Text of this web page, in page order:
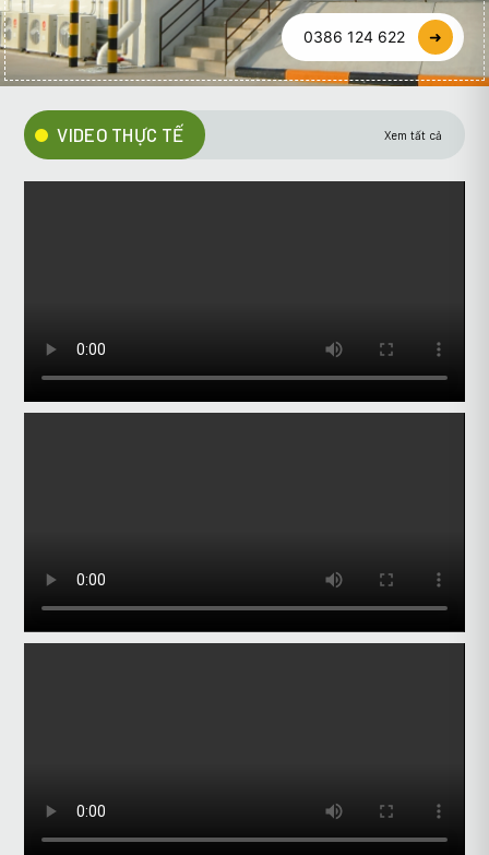
0386 124 622 ➜
VIDEO THỰC TẾ Xem tất cả